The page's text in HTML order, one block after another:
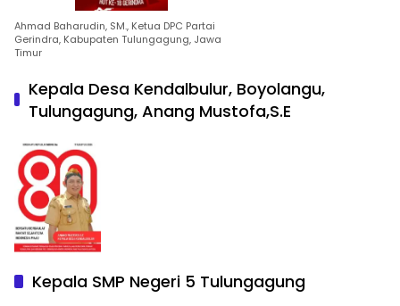
Ahmad Baharudin, SM., Ketua DPC Partai
Gerindra, Kabupaten Tulungagung, Jawa
Timur
Kepala Desa Kendalbulur, Boyolangu,
Tulungagung, Anang Mustofa,S.E
Kepala SMP Negeri 5 Tulungagung